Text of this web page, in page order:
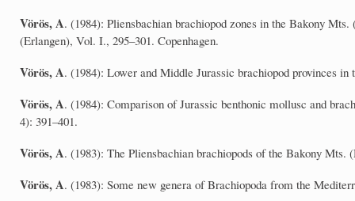
Vörös, A. (1984): Pliensbachian brachiopod zones in the Bakony
(Erlangen), Vol. I., 295–301. Copenhagen.
Vörös, A. (1984): Lower and Middle Jurassic brachiopod provinces
Vörös, A. (1984): Comparison of Jurassic benthonic mollusc and
4): 391–401.
Vörös, A. (1983): The Pliensbachian brachiopods of the Bakony
Vörös, A. (1983): Some new genera of Brachiopoda from the